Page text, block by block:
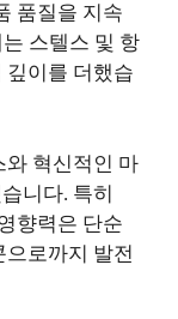
품질을 지속
스텔스 및 항
깊이를 더했습
와 혁신적인 마
니다. 특히
향력은 단순
로까지 발전